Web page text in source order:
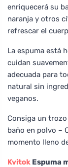
enriquecerá su
naranja y otros
refrescar el
La espuma está
cuidan
adecuada para
natural sin
veganos.
Consiga un
baño en polvo –
momento lleno
Kvitok Espuma